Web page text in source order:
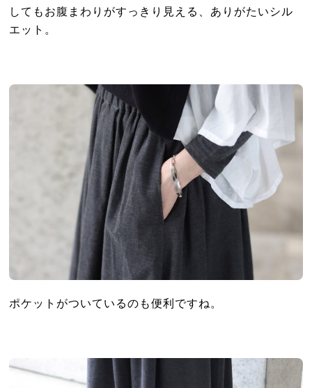
してもお腹まわりがすっきり見える、ありがたいシル
エット。
ポケットがついているのも便利ですね。